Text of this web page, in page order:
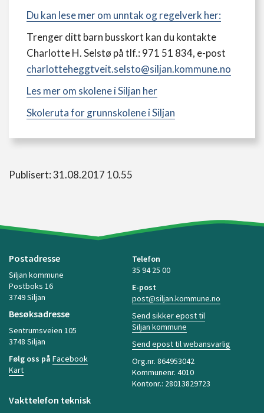
Du kan lese mer om unntak og regelverk her:
Trenger ditt barn busskort kan du kontakte
Charlotte H. Selstø på tlf.: 971 51 834, e-post
charlotteheggtveit.selsto@siljan.kommune.no
Les mer om skolene i Siljan her
Skoleruta for grunnskolene i Siljan
Publisert: 31.08.2017 10.55
Postadresse
Siljan kommune
Postboks 16
3749 Siljan
Besøksadresse
Sentrumsveien 105
3748 Siljan
Følg oss på Facebook
Kart
Telefon
35 94 25 00
E-post
post@siljan.kommune.no
Send sikker epost til
Siljan kommune
Send epost til webansvarlig
Org.nr. 864953042
Kommunenr. 4010
Kontonr.: 28013829723
Vakttelefon teknisk